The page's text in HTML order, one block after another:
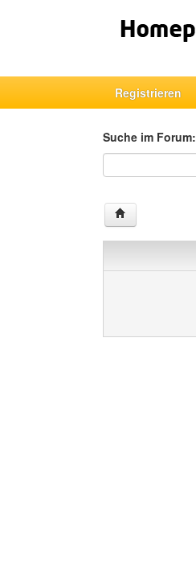
Registrieren
Suche im Forum:
Suche im Forum